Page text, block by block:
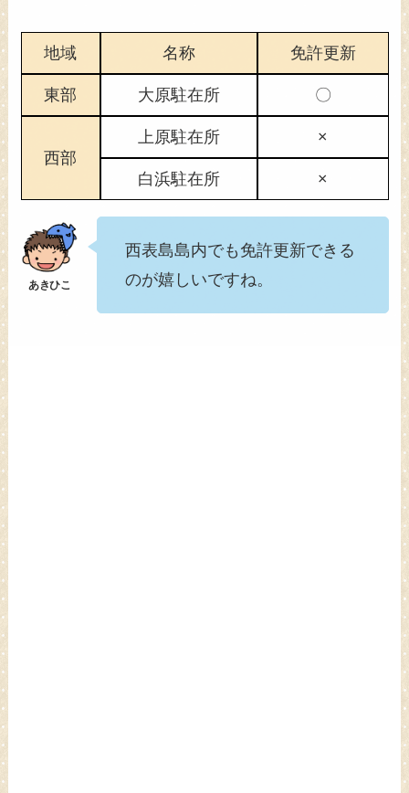
地域 名称 免許更新
東部 大原駐在所 〇
西部
上原駐在所 ×
白浜駐在所 ×
西表島島内でも免許更新できる
のが嬉しいですね。